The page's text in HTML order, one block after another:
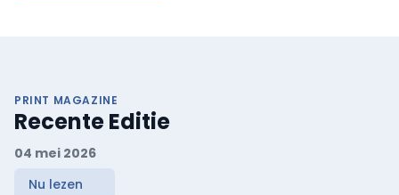
PRINT MAGAZINE
Recente Editie
04 mei 2026
Nu lezen